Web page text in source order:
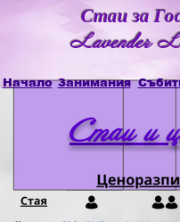
Стаи за
Lavender
Занимания
Начало
Стаи и